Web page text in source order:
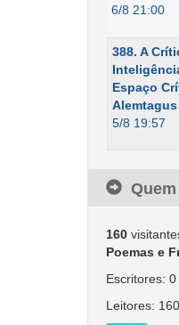
6/8 21:00
388. A
Espaço
Alemtagus
5/8 19:57
160
Poemas e
Escritores: 0
Leitores: 160